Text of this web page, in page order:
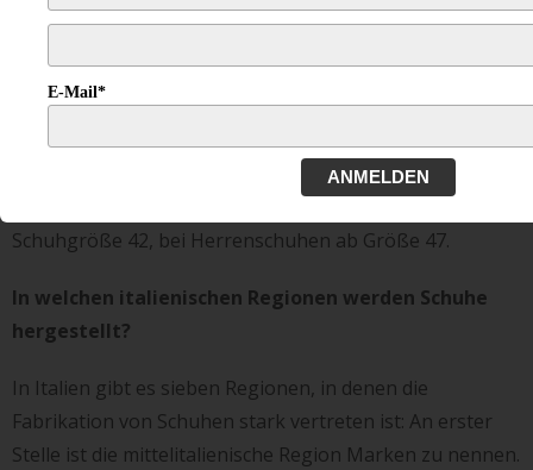
Ab welchen Größen spricht man von Übergrößen?
Schuhgröße 42, bei Herrenschuhen ab Größe 47.
In welchen italienischen Regionen werden Schuhe
hergestellt?
In Italien gibt es sieben Regionen, in denen die
Fabrikation von Schuhen stark vertreten ist: An erster
Stelle ist die mittelitalienische Region Marken zu nennen.
E-Mail*
ANMELDEN